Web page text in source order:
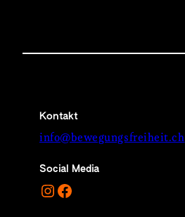
Kontakt
info@bewegungsfreiheit.ch
Social Media
Instagram
Facebook